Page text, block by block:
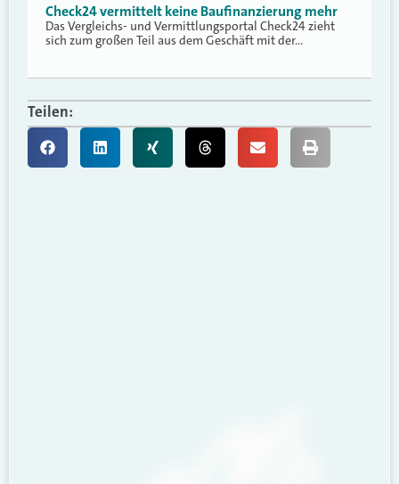
Check24 vermittelt keine Baufinanzierung mehr
Das Vergleichs- und Vermittlungsportal Check24 zieht
sich zum großen Teil aus dem Geschäft mit der…
Teilen: